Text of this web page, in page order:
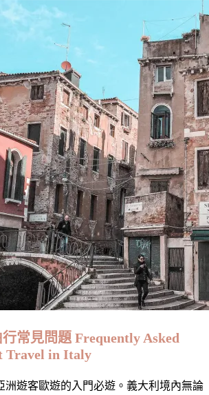
行常見問題 Frequently Asked
Travel in Italy
洲遊客歐遊的入門必遊。義大利境內無論